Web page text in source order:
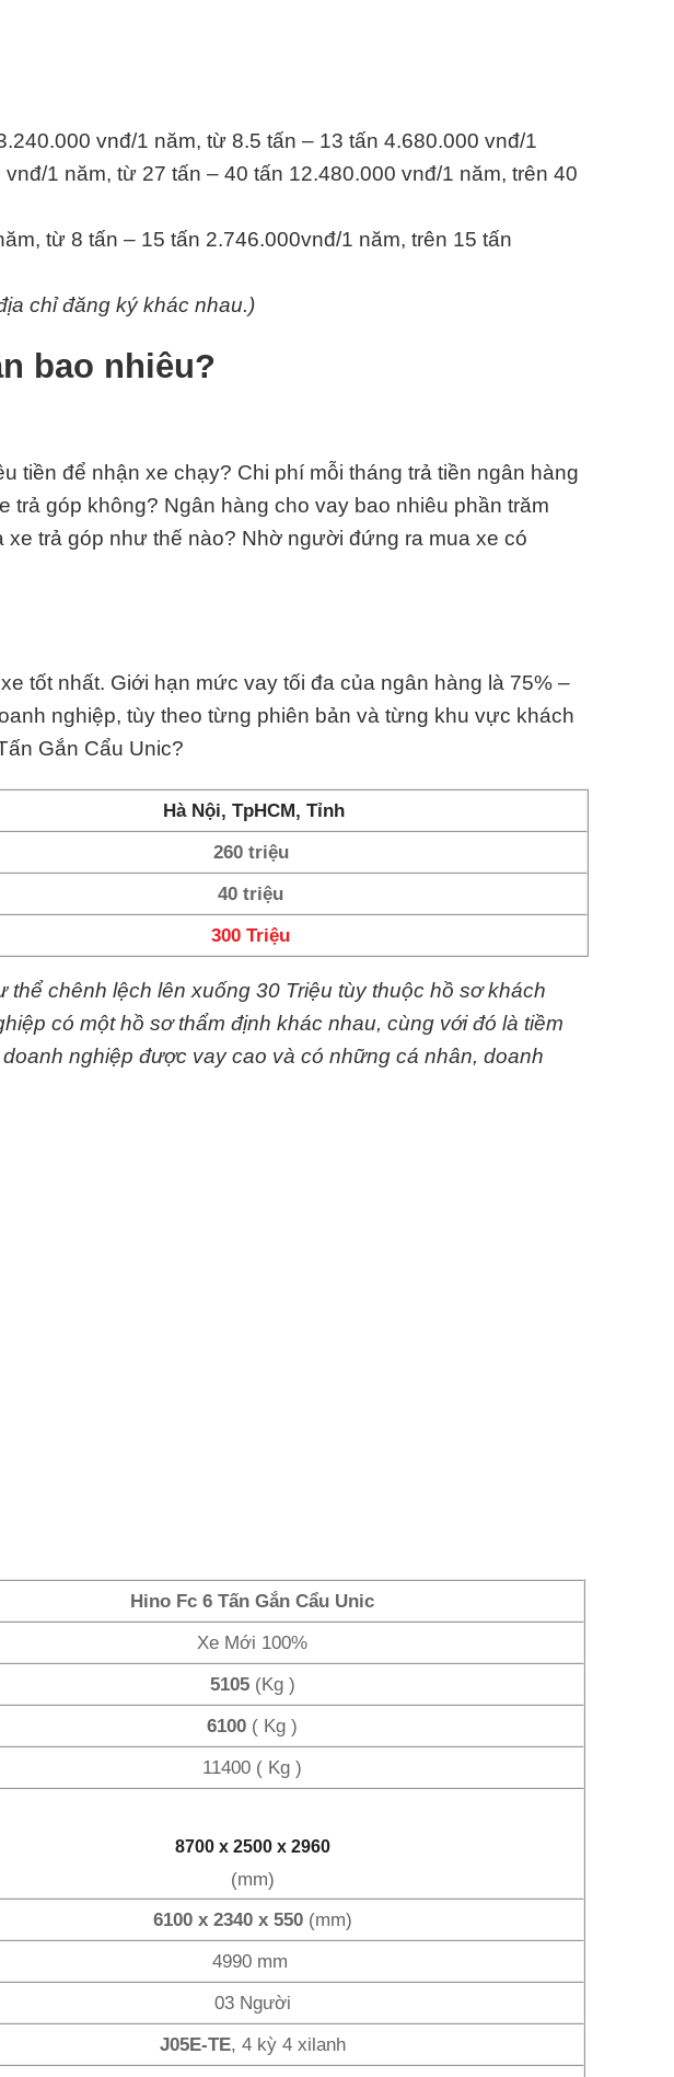
vnđ/1 năm, từ 8.5 tấn – 13 tấn 4.680.000 vnđ/1
1 năm, từ 27 tấn – 40 tấn 12.480.000 vnđ/1 năm, trên 40
từ 8 tấn – 15 tấn 2.746.000vnđ/1 năm, trên 15 tấn
chỉ đăng ký khác nhau.)
bao nhiêu?
tiền để nhận xe chạy? Chi phí mỗi tháng trả tiền ngân hàng
góp không? Ngân hàng cho vay bao nhiêu phần trăm
trả góp như thế nào? Nhờ người đứng ra mua xe có
tốt nhất. Giới hạn mức vay tối đa của ngân hàng là 75% –
nghiệp, tùy theo từng phiên bản và từng khu vực khách
Gắn Cẩu Unic?
Hà Nội, TpHCM, Tỉnh
260 triệu
40 triệu
300 Triệu
thể chênh lệch lên xuống 30 Triệu tùy thuộc hồ sơ khách
có một hồ sơ thẩm định khác nhau, cùng với đó là tiềm
nghiệp được vay cao và có những cá nhân, doanh
Hino Fc 6 Tấn Gắn Cẩu Unic
Xe Mới 100%
5105 (Kg )
6100 ( Kg )
11400 ( Kg )
8700 x 2500 x 2960
(mm)
6100 x 2340 x 550 (mm)
4990 mm
03 Người
J05E-TE, 4 kỳ 4 xilanh